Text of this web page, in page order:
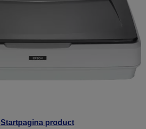
Startpagina product